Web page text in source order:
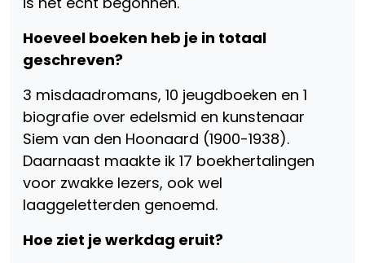
Hoeveel boeken heb je in totaal
geschreven?
3 misdaadromans, 10 jeugdboeken en 1
biografie over edelsmid en kunstenaar
Siem van den Hoonaard (1900-1938).
Daarnaast maakte ik 17 boekhertalingen
voor zwakke lezers, ook wel
laaggeletterden genoemd.
Hoe ziet je werkdag eruit?